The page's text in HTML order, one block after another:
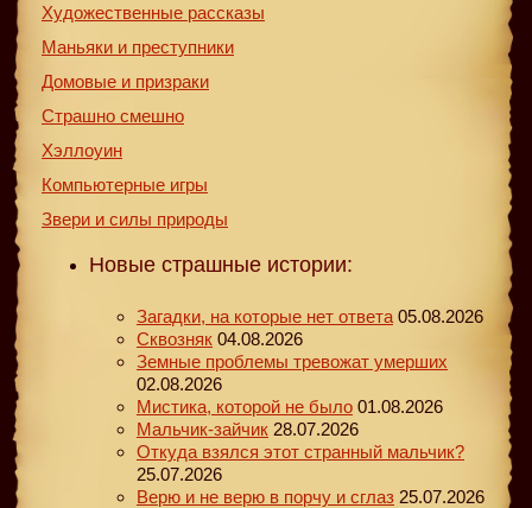
Художественные рассказы
Маньяки и преступники
Домовые и призраки
Страшно смешно
Хэллоуин
Компьютерные игры
Звери и силы природы
Новые страшные истории:
Загадки, на которые нет ответа 05.08.2026
Сквозняк 04.08.2026
Земные проблемы тревожат умерших
02.08.2026
Мистика, которой не было 01.08.2026
Мальчик-зайчик 28.07.2026
Откуда взялся этот странный мальчик?
25.07.2026
Верю и не верю в порчу и сглаз 25.07.2026